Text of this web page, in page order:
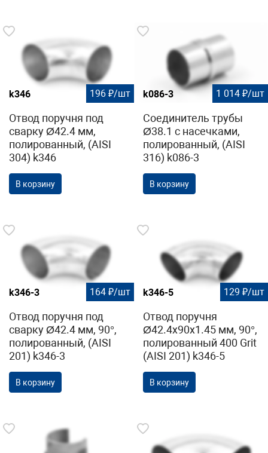
k346 196 ₽/шт
Отвод поручня под
сварку Ø42.4 мм,
полированный, (AISI
304) k346
В корзину
k086-3 1 014 ₽/шт
Соединитель трубы
Ø38.1 с насечками,
полированный, (AISI
316) k086-3
В корзину
k346-3 164 ₽/шт
Отвод поручня под
сварку Ø42.4 мм, 90°,
полированный, (AISI
201) k346-3
В корзину
k346-5 129 ₽/шт
Отвод поручня
Ø42.4х90х1.45 мм, 90°,
полированный 400 Grit
(AISI 201) k346-5
В корзину